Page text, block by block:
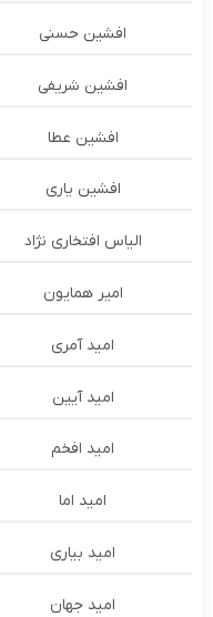
افشین حسنی
افشین شریفی
افشین عطا
افشین یاری
الیاس افتخاری نژاد
امير همايون
امید آمری
امید آیین
امید افخم
امید اما
امید بیاری
امید جهان